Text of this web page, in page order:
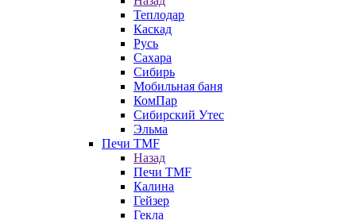
Теплодар
Каскад
Русь
Сахара
Сибирь
Мобильная баня
КомПар
Сибирский Утес
Эльма
Печи TMF
Назад
Печи TMF
Калина
Гейзер
Гекла